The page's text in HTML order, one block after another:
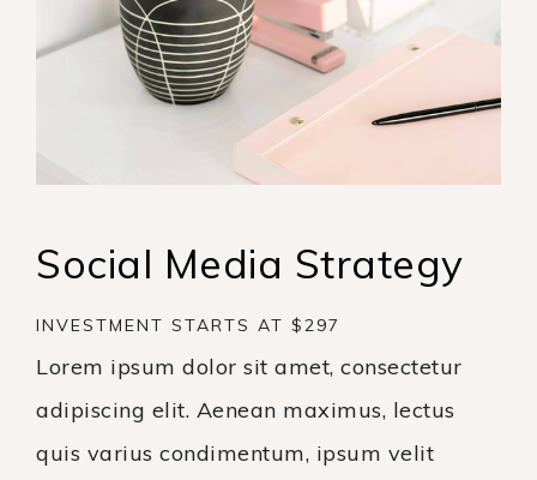
Social Media Strategy
INVESTMENT STARTS AT $297
Lorem ipsum dolor sit amet, consectetur
adipiscing elit. Aenean maximus, lectus
quis varius condimentum, ipsum velit